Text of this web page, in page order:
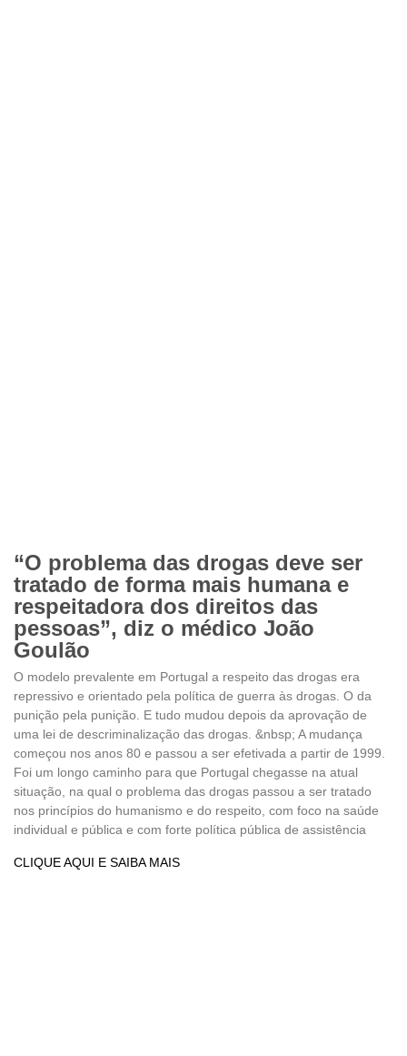
“O problema das drogas deve ser
tratado de forma mais humana e
respeitadora dos direitos das
pessoas”, diz o médico João
Goulão
O modelo prevalente em Portugal a respeito das drogas era
repressivo e orientado pela política de guerra às drogas. O da
punição pela punição. E tudo mudou depois da aprovação de
uma lei de descriminalização das drogas. &nbsp; A mudança
começou nos anos 80 e passou a ser efetivada a partir de 1999.
Foi um longo caminho para que Portugal chegasse na atual
situação, na qual o problema das drogas passou a ser tratado
nos princípios do humanismo e do respeito, com foco na saúde
individual e pública e com forte política pública de assistência
CLIQUE AQUI E SAIBA MAIS